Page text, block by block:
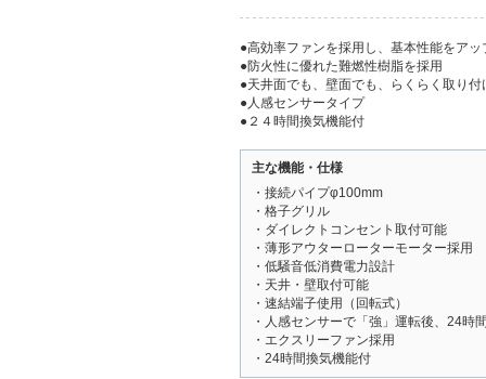
●高効率ファンを採用し、基本性能をアッ
●防火性に優れた難燃性樹脂を採用
●天井面でも、壁面でも、らくらく取り付
●人感センサータイプ
●２４時間換気機能付
主な機能・仕様
・接続パイプφ100mm
・格子グリル
・ダイレクトコンセント取付可能
・薄形アウターローターモーター採用
・低騒音低消費電力設計
・天井・壁取付可能
・速結端子使用（回転式）
・人感センサーで「強」運転後、24時
・エクスリーファン採用
・24時間換気機能付